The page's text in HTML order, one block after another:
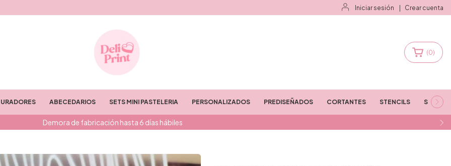
Iniciar sesión Crear cuenta
Demora de fabricación hasta 6 días hábiles
(0)
ABECEDARIOS SETS MINI PASTELERIA PERSONALIZADOS PREDISEÑADOS CORTANTES STENCILS STAMPS